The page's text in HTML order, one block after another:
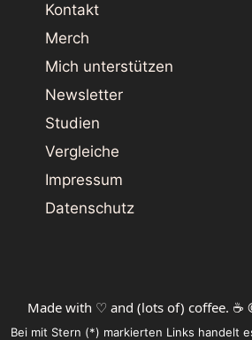
Kontakt
Merch
Mich unterstützen
Newsletter
Studien
Vergleiche
Impressum
Datenschutz
Made with ♡ and (lots of) coffee. ☕️
Bei mit Stern (*) markierten Links handelt